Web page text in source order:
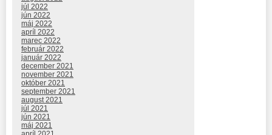
júl 2022
jún 2022
máj 2022
apríl 2022
marec 2022
február 2022
január 2022
december 2021
november 2021
október 2021
september 2021
august 2021
júl 2021
jún 2021
máj 2021